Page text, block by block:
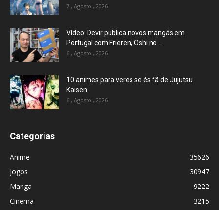
7 , Agosto , 2026
Vídeo: Devir publica novos mangás em
Portugal com Frieren, Oshi no...
6 , Agosto , 2026
10 animes para veres se és fã de Jujutsu
Kaisen
6 , Agosto , 2026
Categorias
Anime
35626
Jogos
30947
Manga
9222
Cinema
3215